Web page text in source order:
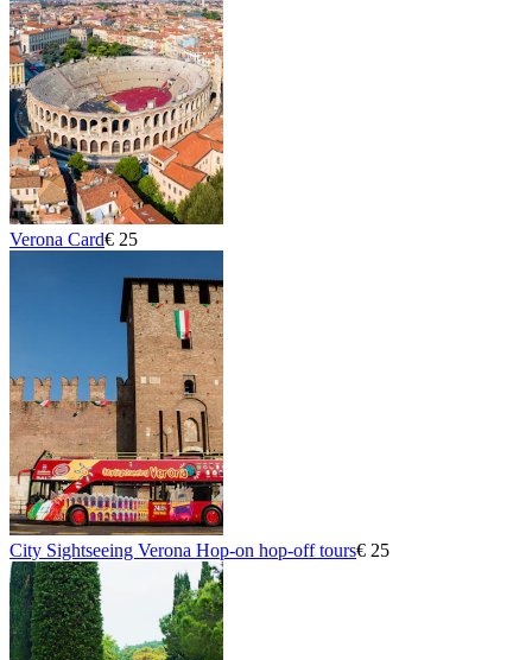
Verona Card€ 25
City Sightseeing Verona Hop-on hop-off tours€ 25